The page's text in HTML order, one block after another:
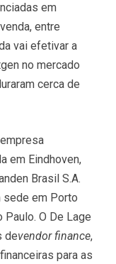
em
entre
vai efetivar a
no mercado
cerca de
em Eindhoven,
Brasil S.A.
sede em Porto
O De Lage
devendor finance,
para as